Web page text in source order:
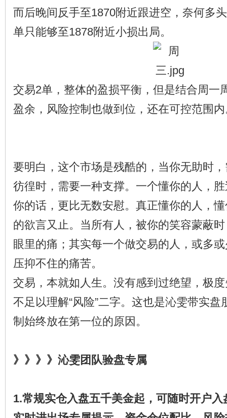
而后晚间反手至1870附近跟进空，奈何多
单只能够至1878附近小损出局。
交易2单，整体的盈损平衡，但是结合周一
盈余，风险控制也做到位，还在可控范围
要明白，这个市场是残酷的，当你无助时
彷徨时，需要一种支撑。一个懂你的人，
你的话，更比无数安慰。真正懂你的人，
的欲言又止。当所有人，被你的笑容蒙蔽
眼里的痛；其实每一个做交易的人，或多
压抑不住的痛苦。
交易，本就如人生。没有感到过绝望，极
不足以理解“风险”二字。这也是沁雯带实
制始终放在第一位的原因。
》》》》沁雯团队验盘专属
1.常规实仓入盘五千美金起，可随时开户